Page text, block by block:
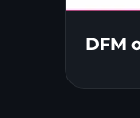
DFM